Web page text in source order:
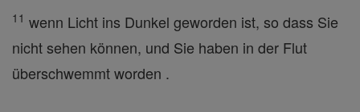
11 wenn Licht ins Dunkel geworden ist, so dass Sie
nicht sehen können, und Sie haben in der Flut
überschwemmt worden .